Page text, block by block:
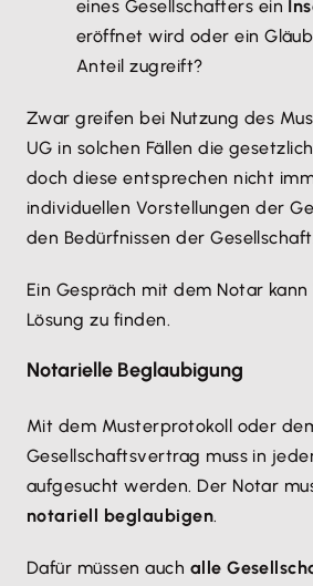
eines Gesellschafters ein
eröffnet wird oder ein
Anteil zugreift?
Zwar greifen bei Nutzung des
UG in solchen Fällen die
doch diese entsprechen nicht
individuellen Vorstellungen der
den Bedürfnissen der
Ein Gespräch mit dem Notar
Lösung zu finden.
Notarielle Beglaubigung
Mit dem Musterprotokoll oder
Gesellschaftsvertrag muss in
aufgesucht werden. Der Notar
notariell beglaubigen.
Dafür müssen auch alle